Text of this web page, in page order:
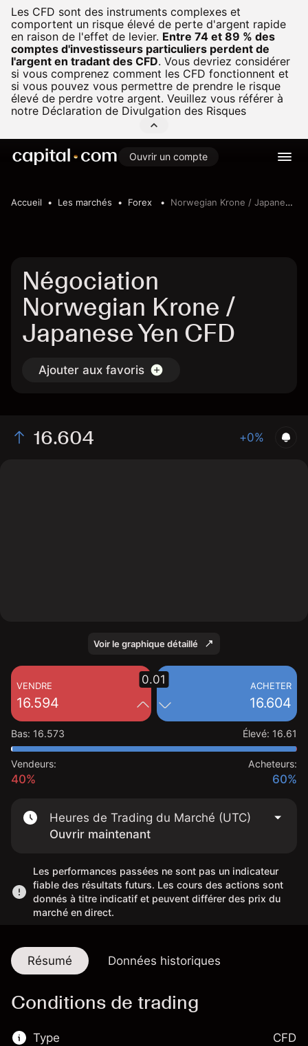
Les CFD sont des instruments complexes et
comportent un risque élevé de perte d'argent rapide
en raison de l'effet de levier. Entre 74 et 89 % des
comptes d'investisseurs particuliers perdent de
l'argent en tradant des CFD. Vous devriez considérer
si vous comprenez comment les CFD fonctionnent et
si vous pouvez vous permettre de prendre le risque
élevé de perdre votre argent. Veuillez vous référer à
notre Déclaration de Divulgation des Risques
Ouvrir un compte
Accueil Les marchés Forex Norwegian Krone / Japanese Yen
Négociation
Norwegian Krone /
Japanese Yen CFD
Ajouter aux favoris
16.604 +0%
Voir le graphique détaillé
VENDRE
16.594
ACHETER
16.604
0.01
Bas: 16.573 Élevé: 16.61
Vendeurs:
40%
Acheteurs:
60%
Heures de Trading du Marché (UTC)
Ouvrir maintenant
Les performances passées ne sont pas un indicateur
fiable des résultats futurs. Les cours des actions sont
donnés à titre indicatif et peuvent différer des prix du
marché en direct.
Résumé Données historiques
Conditions de trading
Type CFD